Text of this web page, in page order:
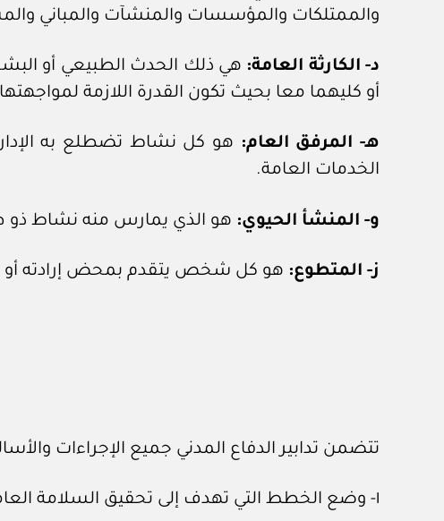
والممتلكات والمؤسسات والمنشآت والمباني
د- الكارثة العامة: هي ذلك الحدث الطبيعي أو
أو كليهما معا بحيث تكون القدرة اللازمة
هـ- المرفق العام: هو كل نشاط تضطلع به
الخدمات العامة.
و- المنشأ الحيوي: هو الذي يمارس منه نشاط ذو
ز- المتطوع: هو كل شخص يتقدم بمحض إرادته أو
تتضمن تدابير الدفاع المدني جميع الإجراءات
١- وضع الخطط التي تهدف إلى تحقيق السلامة العامة وتجنب الكوارث وإزالة آثارها.